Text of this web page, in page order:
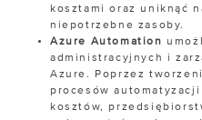
kosztami oraz uniknąć
niepotrzebne zasoby.
Azure Automation
administracyjnych i
Azure. Poprzez
procesów
kosztów,